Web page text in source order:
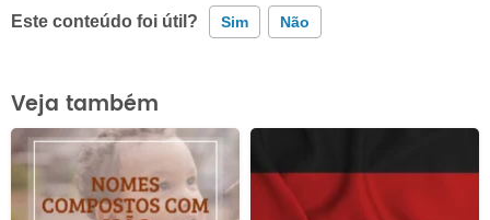
Este conteúdo foi útil? Sim Não
Este conteúdo contém informação incorreta
Este conteúdo não tem a informação que procuro
Outro
Veja também